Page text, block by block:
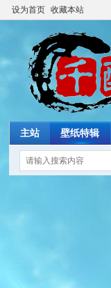
设为首页 收藏本站
主站 壁纸特辑